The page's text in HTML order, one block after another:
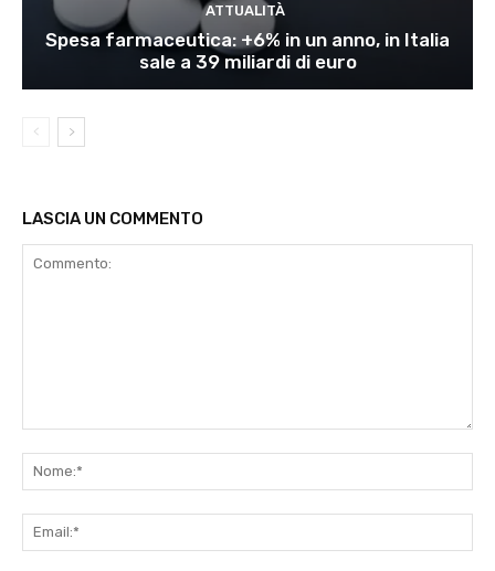
ATTUALITÀ
Spesa farmaceutica: +6% in un anno, in Italia
sale a 39 miliardi di euro
LASCIA UN COMMENTO